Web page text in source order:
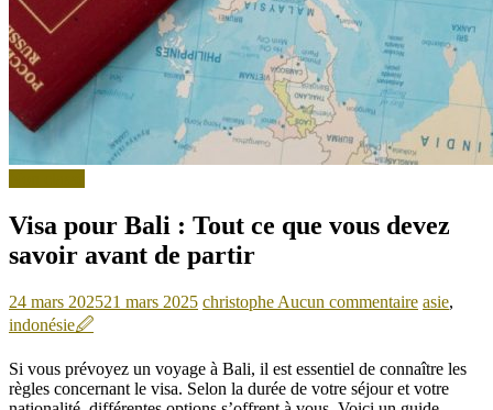
Visa pour Bali : Tout ce que vous devez
savoir avant de partir
24 mars 202521 mars 2025 christophe Aucun commentaire asie,
indonésie🖉
Si vous prévoyez un voyage à Bali, il est essentiel de connaître les
règles concernant le visa. Selon la durée de votre séjour et votre